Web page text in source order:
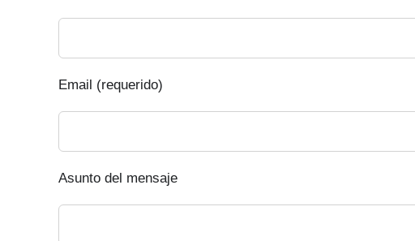
Email (requerido)
Asunto del mensaje